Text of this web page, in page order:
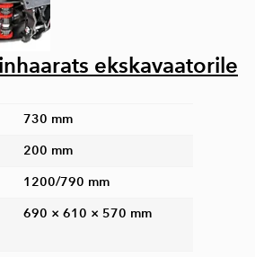
ekskavaatorile
730 mm
200 mm
1200/790 mm
690 × 610 × 570 mm